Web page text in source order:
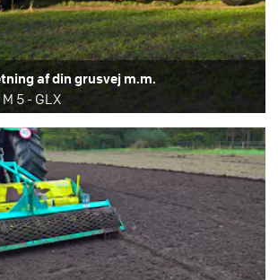
af din grusvej m.m.
5 - GLX